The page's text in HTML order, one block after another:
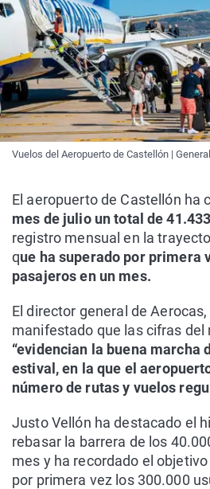
Vuelos del Aeropuerto de Castellón |
El aeropuerto de Castellón ha
mes de julio un total de
registro mensual en la
que ha superado por primera
pasajeros en un mes.
El director general de
manifestado que las cifras del
“evidencian la buena marcha
estival, en la que el
número de rutas y vuelos
Justo Vellón ha destacado el
rebasar la barrera de los
mes y ha recordado el
por primera vez los 300.000